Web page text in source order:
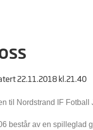
22.11.2018 kl.21.40
til Nordstrand IF Fotball
består av en spilleglad